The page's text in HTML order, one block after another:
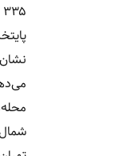
۳۳۵ محله
محله‌های
شمال و غرب